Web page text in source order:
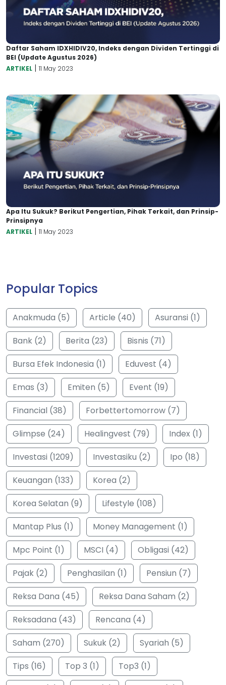
Daftar Saham IDXHIDIV20, Indeks dengan Dividen Tertinggi di
BEI (Update Agustus 2026)
ARTIKEL | 11 May 2023
Apa Itu Sukuk? Berikut Pengertian, Pihak Terkait, dan Prinsip-
Prinsipnya
ARTIKEL | 11 May 2023
Popular Topics
Anakmuda (5) Article (40)
Asuransi (1)
Bank (2)
Berita (23)
Bisnis (71)
Bursa Efek Indonesia (1)
Eduvest (4)
Emas (3)
Emiten (5)
Event (19)
Financial (38)
Forbettertomorrow (7)
Glimpse (24)
Healingvest (79)
Index (1)
Investasi (1209)
Investasiku (2)
Ipo (18)
Keuangan (133)
Korea (2)
Korea Selatan (9)
Lifestyle (108)
Mantap Plus (1)
Money Management (1)
Mpc Point (1)
MSCI (4)
Obligasi (42)
Pajak (2)
Penghasilan (1)
Pensiun (7)
Reksa Dana (45)
Reksa Dana Saham (2)
Reksadana (43)
Rencana (4)
Saham (270)
Sukuk (2)
Syariah (5)
Tips (16)
Top 3 (1)
Top3 (1)